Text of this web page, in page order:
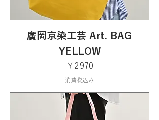
廣岡京染工芸 Art. BAG
YELLOW
価格
￥2,970
消費税込み